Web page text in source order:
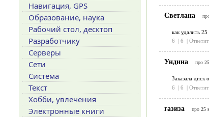
Светлана
как удалить
6
| 6 |
Ундина про
Заказала диск
6
| 6 |
газиза про 25
Навигация, GPS
Образование, наука
Рабочий стол, десктоп
Разработчику
Серверы
Сети
Система
Текст
Хобби, увлечения
Электронные книги